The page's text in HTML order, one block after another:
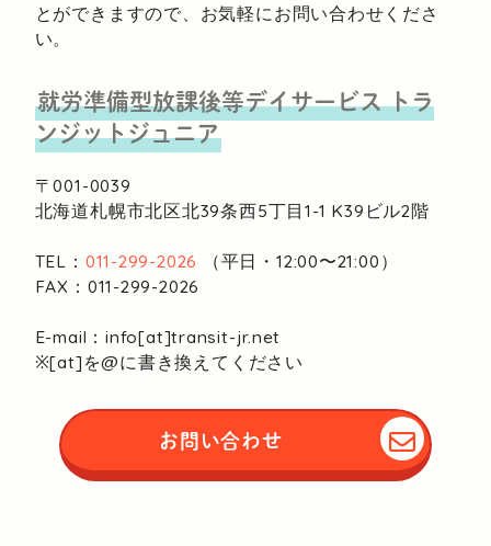
とができますので、お気軽にお問い合わせくださ
い。
就労準備型放課後等デイサービストラ
ンジットジュニア
〒001-0039
北海道札幌市北区北39条西5丁目1-1 K39ビル2階
TEL： 011-299-2026
（平日・12:00〜21:00）
FAX：011-299-2026
E-mail：info[at]transit-jr.net
※[at]を@に書き換えてください
お問い合わせ